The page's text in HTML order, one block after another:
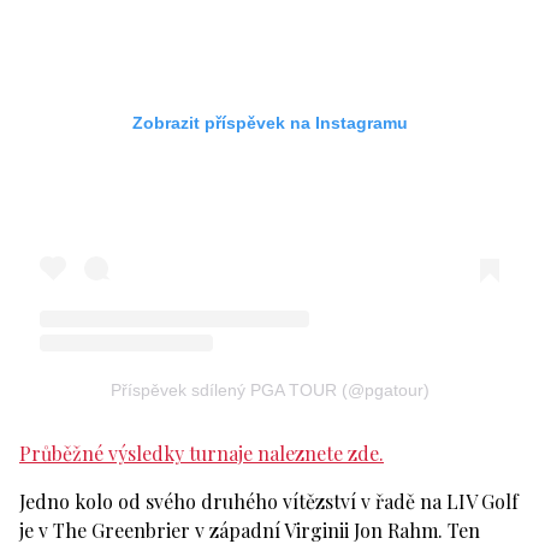
Zobrazit příspěvek na Instagramu
Příspěvek sdílený PGA TOUR (@pgatour)
Průběžné výsledky turnaje naleznete zde.
Jedno kolo od svého druhého vítězství v řadě na LIV Golf
je v The Greenbrier v západní Virginii Jon Rahm. Ten